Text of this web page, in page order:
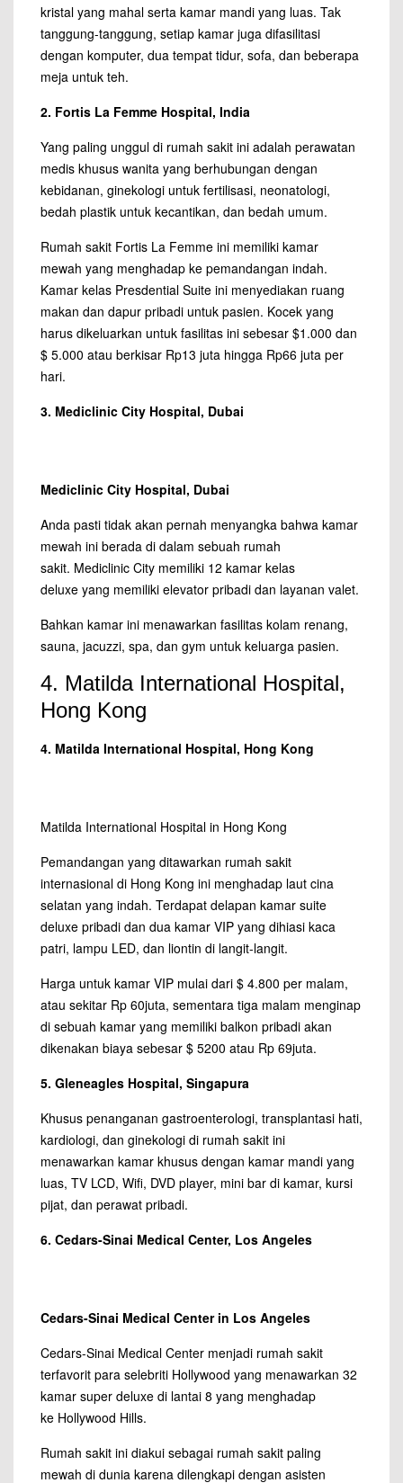
kristal yang mahal serta kamar mandi yang luas. Tak
tanggung-tanggung, setiap kamar juga difasilitasi
dengan komputer, dua tempat tidur, sofa, dan beberapa
meja untuk teh.
2. Fortis La Femme Hospital, India
Yang paling unggul di rumah sakit ini adalah perawatan
medis khusus wanita yang berhubungan dengan
kebidanan, ginekologi untuk fertilisasi, neonatologi,
bedah plastik untuk kecantikan, dan bedah umum.
Rumah sakit Fortis La Femme ini memiliki kamar
mewah yang menghadap ke pemandangan indah.
Kamar kelas Presdential Suite ini menyediakan ruang
makan dan dapur pribadi untuk pasien. Kocek yang
harus dikeluarkan untuk fasilitas ini sebesar $1.000 dan
$ 5.000 atau berkisar Rp13 juta hingga Rp66 juta per
hari.
3. Mediclinic City Hospital, Dubai
Mediclinic City Hospital, Dubai
Anda pasti tidak akan pernah menyangka bahwa kamar
mewah ini berada di dalam sebuah rumah
sakit. Mediclinic City memiliki 12 kamar kelas
deluxe yang memiliki elevator pribadi dan layanan valet.
Bahkan kamar ini menawarkan fasilitas kolam renang,
sauna, jacuzzi, spa, dan gym untuk keluarga pasien.
4. Matilda International Hospital,
Hong Kong
4. Matilda International Hospital, Hong Kong
Matilda International Hospital in Hong Kong
Pemandangan yang ditawarkan rumah sakit
internasional di Hong Kong ini menghadap laut cina
selatan yang indah. Terdapat delapan kamar suite
deluxe pribadi dan dua kamar VIP yang dihiasi kaca
patri, lampu LED, dan liontin di langit-langit.
Harga untuk kamar VIP mulai dari $ 4.800 per malam,
atau sekitar Rp 60juta, sementara tiga malam menginap
di sebuah kamar yang memiliki balkon pribadi akan
dikenakan biaya sebesar $ 5200 atau Rp 69juta.
5. Gleneagles Hospital, Singapura
Khusus penanganan gastroenterologi, transplantasi hati,
kardiologi, dan ginekologi di rumah sakit ini
menawarkan kamar khusus dengan kamar mandi yang
luas, TV LCD, Wifi, DVD player, mini bar di kamar, kursi
pijat, dan perawat pribadi.
6. Cedars-Sinai Medical Center, Los Angeles
Cedars-Sinai Medical Center in Los Angeles
Cedars-Sinai Medical Center menjadi rumah sakit
terfavorit para selebriti Hollywood yang menawarkan 32
kamar super deluxe di lantai 8 yang menghadap
ke Hollywood Hills.
Rumah sakit ini diakui sebagai rumah sakit paling
mewah di dunia karena dilengkapi dengan asisten